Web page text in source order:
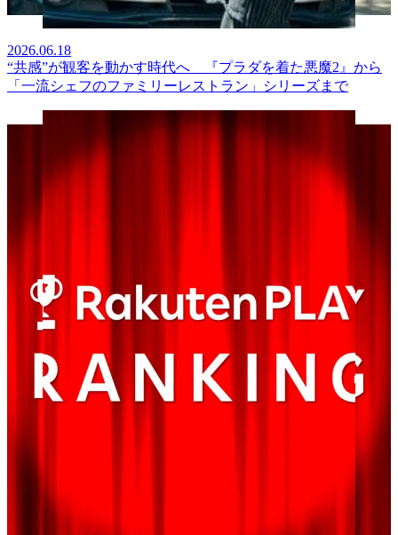
2026.06.18
“共感”が観客を動かす時代へ 『プラダを着た悪魔2』から
「一流シェフのファミリーレストラン」シリーズまで